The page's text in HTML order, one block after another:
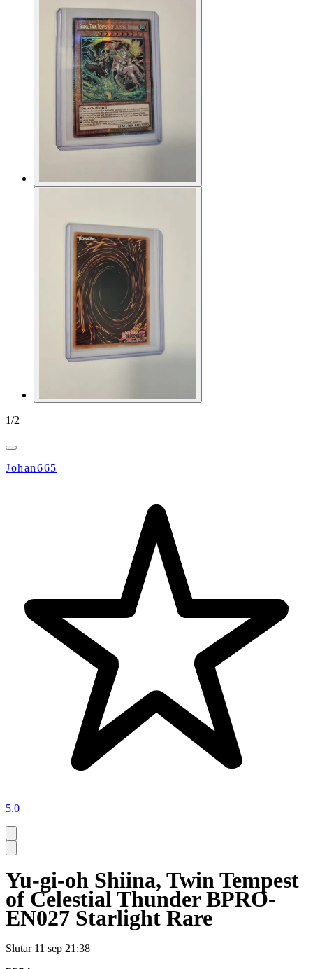
1/2
Johan665
5.0
Yu-gi-oh Shiina, Twin Tempest
of Celestial Thunder BPRO-
EN027 Starlight Rare
Slutar 11 sep 21:38